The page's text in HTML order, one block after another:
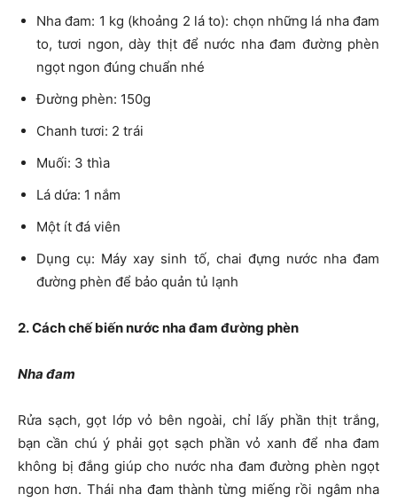
Nha đam: 1 kg (khoảng 2 lá to): chọn những lá nha đam
to, tươi ngon, dày thịt để nước nha đam đường phèn
ngọt ngon đúng chuẩn nhé
Đường phèn: 150g
Chanh tươi: 2 trái
Muối: 3 thìa
Lá dứa: 1 nắm
Một ít đá viên
Dụng cụ: Máy xay sinh tố, chai đựng nước nha đam
đường phèn để bảo quản tủ lạnh
2. Cách chế biến nước nha đam đường phèn
Nha đam
Rửa sạch, gọt lớp vỏ bên ngoài, chỉ lấy phần thịt trắng,
bạn cần chú ý phải gọt sạch phần vỏ xanh để nha đam
không bị đắng giúp cho nước nha đam đường phèn ngọt
ngon hơn. Thái nha đam thành từng miếng rồi ngâm nha